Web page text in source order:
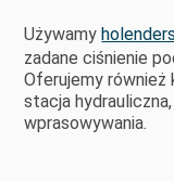
Używamy
zadane ciśnienie
Oferujemy
stacja
wprasowywania.